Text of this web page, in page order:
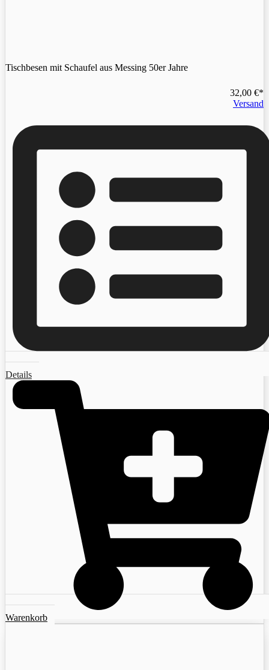
Tischbesen mit Schaufel aus Messing 50er Jahre
32,00 €
Versand
Details
Warenkorb